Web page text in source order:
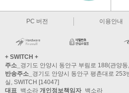
PC 버전 이용안내
+ SWITCH +
주소_ 경기도 안양시 동안구 부림로 188(관양
반송주소_ 경기도 안양시 동안구 평촌대로
실, SWITCH [14047]
대표_ 백소라 개인정보책임자_ 백소라